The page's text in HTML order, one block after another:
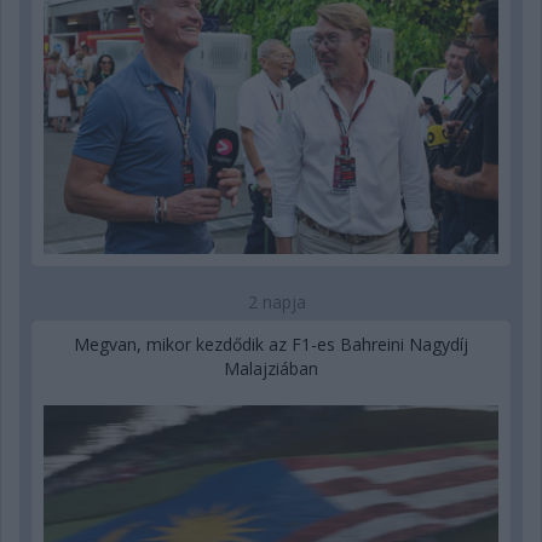
2 napja
Megvan, mikor kezdődik az F1-es Bahreini Nagydíj
Malajziában